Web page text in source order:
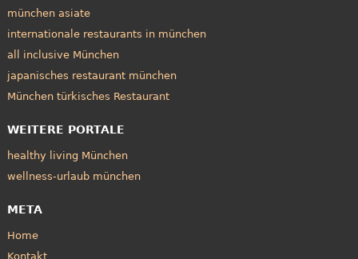
münchen asiate
internationale restaurants in münchen
all inclusive München
japanisches restaurant münchen
München türkisches Restaurant
WEITERE PORTALE
healthy living München
wellness-urlaub münchen
META
Home
Kontakt